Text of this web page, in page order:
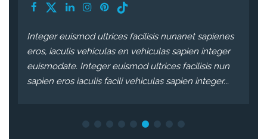
nunanet sapienes
sapien integer
facilisis nun
sapien integer...
Integer euismod ultrices facilisis
eros, iaculis vehiculas en vehiculas
euismodate. Integer euismod
sapien eros iaculis facili vehiculas